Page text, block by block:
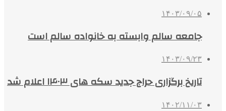
۱۴۰۳/۰۹/۰۵
جامعه سالم وابسته به خانواده سالم است
۱۴۰۳/۰۹/۲۳
تاریخ برگزاری حراج جدید سکه های ۱۴۰۳ اعلام شد
۱۴۰۲/۱۱/۰۳